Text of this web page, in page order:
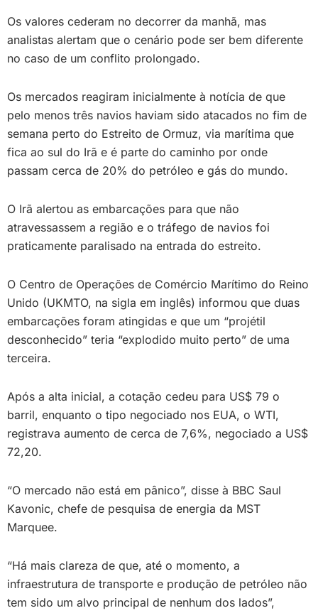
Os valores cederam no decorrer da manhã, mas
analistas alertam que o cenário pode ser bem diferente
no caso de um conflito prolongado.
Os mercados reagiram inicialmente à notícia de que
pelo menos três navios haviam sido atacados no fim de
semana perto do Estreito de Ormuz, via marítima que
fica ao sul do Irã e é parte do caminho por onde
passam cerca de 20% do petróleo e gás do mundo.
O Irã alertou as embarcações para que não
atravessassem a região e o tráfego de navios foi
praticamente paralisado na entrada do estreito.
O Centro de Operações de Comércio Marítimo do Reino
Unido (UKMTO, na sigla em inglês) informou que duas
embarcações foram atingidas e que um “projétil
desconhecido” teria “explodido muito perto” de uma
terceira.
Após a alta inicial, a cotação cedeu para US$ 79 o
barril, enquanto o tipo negociado nos EUA, o WTI,
registrava aumento de cerca de 7,6%, negociado a US$
72,20.
“O mercado não está em pânico”, disse à BBC Saul
Kavonic, chefe de pesquisa de energia da MST
Marquee.
“Há mais clareza de que, até o momento, a
infraestrutura de transporte e produção de petróleo não
tem sido um alvo principal de nenhum dos lados”,